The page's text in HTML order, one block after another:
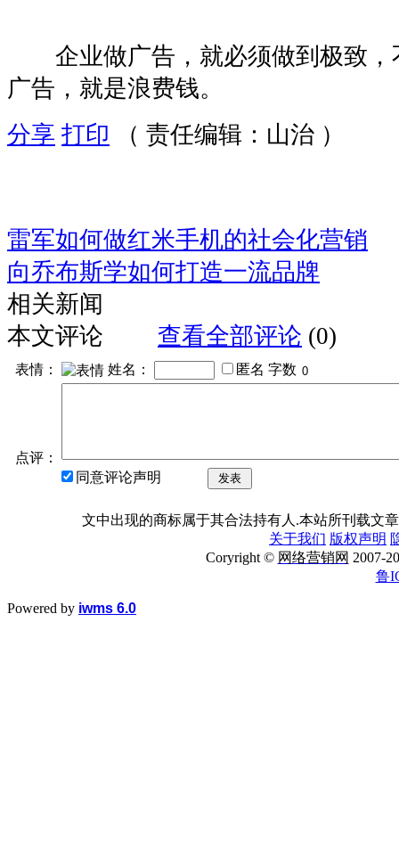
企业做广告，就必须做到极致，
广告，就是浪费钱。
分享 打印 （ 责任编辑：山治 ）
雷军如何做红米手机的社会化营销
向乔布斯学如何打造一流品牌
相关新闻
本文评论
查看全部评论 (0)
表情： 姓名： 匿名 字数
点评：
同意评论声明
发表
文中出现的商标属于其合法持有人.本站所刊载文
关于我们 版权声明
Coryright © 网络营销网 2007-
鲁
Powered by iwms 6.0